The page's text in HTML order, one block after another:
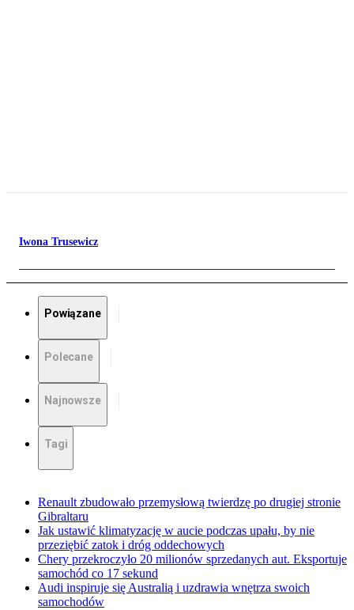
Iwona Trusewicz
Powiązane
Polecane
Najnowsze
Tagi
Renault zbudowało przemysłową twierdzę po drugiej stronie
Gibraltaru
Jak ustawić klimatyzację w aucie podczas upału, by nie
przeziębić zatok i dróg oddechowych
Chery przekroczyło 20 milionów sprzedanych aut. Eksportuje
samochód co 17 sekund
Audi inspiruje się Australią i uzdrawia wnętrza swoich
samochodów